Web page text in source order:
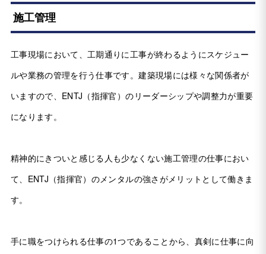
施工管理
工事現場において、工期通りに工事が終わるようにスケジュー
ルや業務の管理を行う仕事です。建築現場には様々な関係者が
いますので、ENTJ（指揮官）のリーダーシップや調整力が重要
になります。
精神的にきついと感じる人も少なくない施工管理の仕事におい
て、ENTJ（指揮官）のメンタルの強さがメリットとして働きま
す。
手に職をつけられる仕事の1つであることから、真剣に仕事に向